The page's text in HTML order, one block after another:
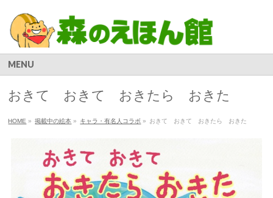
MENU
おきて おきて おきたら おきた
HOME » 掲載中の絵本 » キャラ・有名人コラボ » おきて おきて おきたら おきた